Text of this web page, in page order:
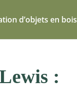
d’objets en bois
: